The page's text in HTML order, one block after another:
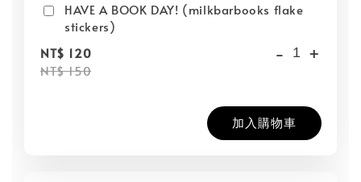
HAVE A BOOK DAY! (milkbarbooks flake
stickers)
NT$ 120
NT$ 150
- +
加入購物車